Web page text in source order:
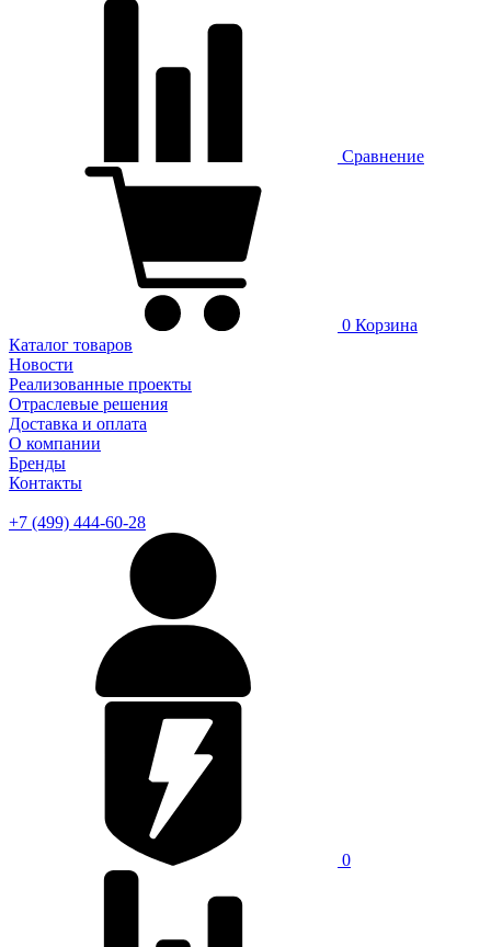
Сравнение
0 Корзина
Каталог товаров
Новости
Реализованные проекты
Отраслевые решения
Доставка и оплата
О компании
Бренды
Контакты
+7 (499) 444-60-28
0